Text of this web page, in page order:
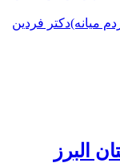
دكتر فردين